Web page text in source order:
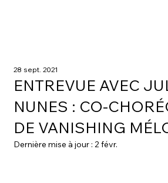
ENTREVUE AVEC
NUNES : CO-
DE VANISHING
28 sept. 2021
Dernière mise à jour : 2 févr.